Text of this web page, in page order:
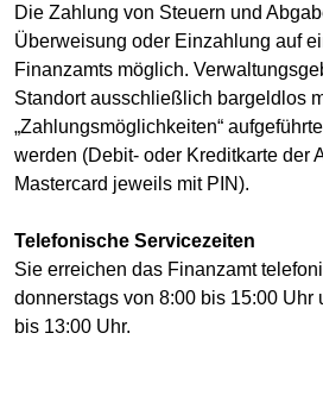
Die Zahlung von Steuern und
Überweisung oder Einzahlung auf
Finanzamts möglich.
Standort ausschließlich bargeldlos
„Zahlungsmöglichkeiten“
werden (Debit- oder Kreditkarte der
Mastercard jeweils mit PIN).
Telefonische Servicezeiten
Sie erreichen das Finanzamt
donnerstags von 8:00 bis 15:00 Uhr
bis 13:00 Uhr.